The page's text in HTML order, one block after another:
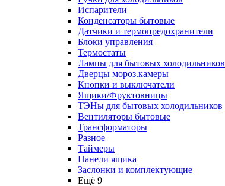
Испарители
Конденсаторы бытовые
Датчики и термопредохранители
Блоки управления
Термостаты
Лампы для бытовых холодильников
Дверцы мороз.камеры
Кнопки и выключатели
Ящики/Фруктовницы
ТЭНы для бытовых холодильников
Вентиляторы бытовые
Трансформаторы
Разное
Таймеры
Панели ящика
Заслонки и комплектующие
Ещё 9